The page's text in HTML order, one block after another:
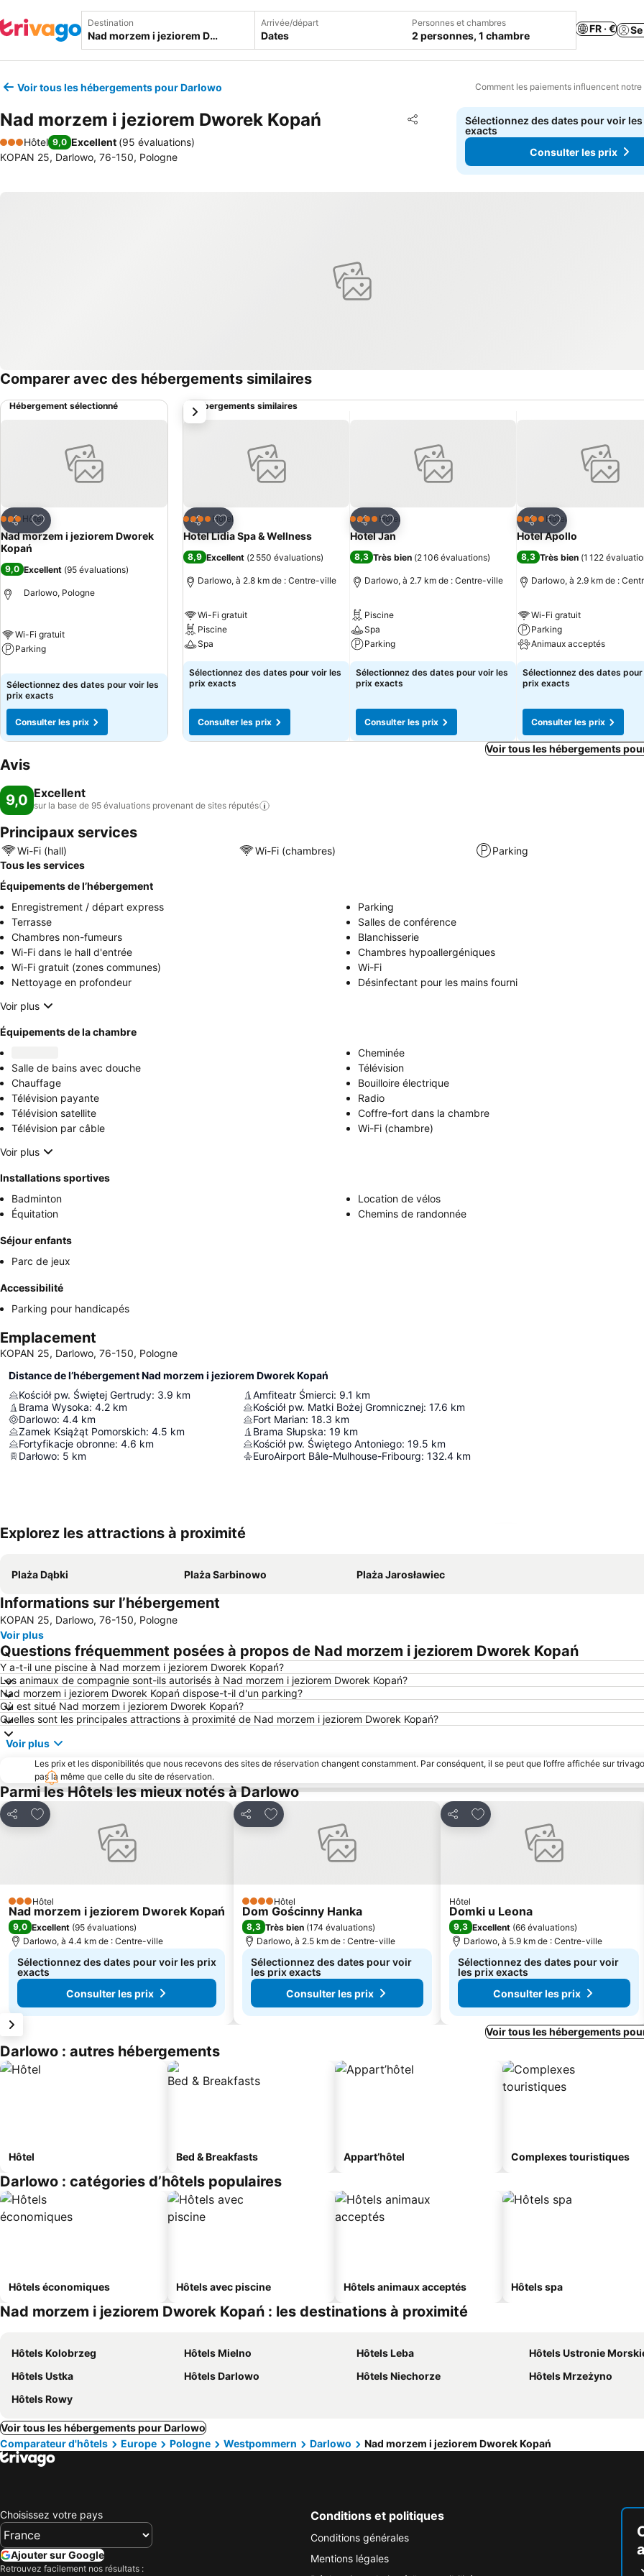
Destination Arrivée/départ
Dates
Personnes et chambres
2 personnes, 1 chambre
FR · €
Voir tous les hébergements pour Darlowo Comment les paiements influencent
Nad morzem i jeziorem Dworek Kopań Partager
Ajouter à mes favoris
3 Étoiles
Hôtel 9,0 Excellent (95 évaluations)
KOPAN 25, Darlowo, 76-150, Pologne
Sélectionnez des dates pour voir
exacts
Consulter les prix
Comparer avec des hébergements similaires
Hébergement sélectionné
Partager
Ajouter à mes favoris
3 ÉtoilesHôtel
Nad morzem i jeziorem Dworek
Kopań
9,0 Excellent (95 évaluations)
Darlowo, Pologne
Wi-Fi gratuit
Parking
Sélectionnez des dates pour voir les
prix exacts
Consulter les prix
Hébergements similaires
Partager
Ajouter à mes favoris
4 ÉtoilesHôtel
Hotel Lidia Spa & Wellness
8,9 Excellent (2 550 évaluations)
Darlowo, à 2.8 km de : Centre-ville
Wi-Fi gratuit
Piscine
Spa
Sélectionnez des dates pour voir les
prix exacts
Consulter les prix
Partager
Ajouter à mes favoris
4 ÉtoilesHôtel
Hotel Jan
8,3 Très bien (2 106 évaluations)
Darlowo, à 2.7 km de : Centre-ville
Piscine
Spa
Parking
Sélectionnez des dates pour voir les
prix exacts
Consulter les prix
Partager
Ajouter à mes
4 ÉtoilesHôtel
Hotel Apollo
8,3 Très bien (1 122
Darlowo, à 2.9 km de :
Wi-Fi gratuit
Parking
Animaux acceptés
Sélectionnez des dates pour
prix exacts
Consulter les prix
suivant
Voir tous les hébergements
Avis
9,0 Excellent
sur la base de 95 évaluations provenant de sites réputés
Principaux services
Wi-Fi (hall) Wi-Fi (chambres)
Parking
Tous les services
Équipements de l’hébergement
Enregistrement / départ express
Parking
Terrasse
Salles de conférence
Chambres non-fumeurs
Blanchisserie
Wi-Fi dans le hall d'entrée
Chambres hypoallergéniques
Wi-Fi gratuit (zones communes)
Wi-Fi
Nettoyage en profondeur
Désinfectant pour les mains fourni
Voir plus
Équipements de la chambre
Cheminée
Salle de bains avec douche
Télévision
Chauffage
Bouilloire électrique
Télévision payante
Radio
Télévision satellite
Coffre-fort dans la chambre
Télévision par câble
Wi-Fi (chambre)
Voir plus
Installations sportives
Badminton
Location de vélos
Équitation
Chemins de randonnée
Séjour enfants
Parc de jeux
Accessibilité
Parking pour handicapés
Emplacement
KOPAN 25, Darlowo, 76-150, Pologne
Distance de l’hébergement Nad morzem i jeziorem Dworek Kopań
Kościół pw. Świętej Gertrudy: 3.9 km
Brama Wysoka: 4.2 km
Darlowo: 4.4 km
Zamek Książąt Pomorskich: 4.5 km
Fortyfikacje obronne: 4.6 km
Darłowo: 5 km
Amfiteatr Śmierci: 9.1 km
Kościół pw. Matki Bożej Gromnicznej: 17.6 km
Fort Marian: 18.3 km
Brama Słupska: 19 km
Kościół pw. Świętego Antoniego: 19.5 km
EuroAirport Bâle-Mulhouse-Fribourg: 132.4 km
Explorez les attractions à proximité
Plaża Dąbki Plaża Sarbinowo Plaża Jarosławiec
Informations sur l’hébergement
KOPAN 25, Darlowo, 76-150, Pologne
Voir plus
Questions fréquemment posées à propos de Nad morzem i jeziorem Dworek Kopań
Y a-t-il une piscine à Nad morzem i jeziorem Dworek Kopań?
Les animaux de compagnie sont-ils autorisés à Nad morzem i jeziorem Dworek Kopań?
Nad morzem i jeziorem Dworek Kopań dispose-t-il d'un parking?
Où est situé Nad morzem i jeziorem Dworek Kopań?
Quelles sont les principales attractions à proximité de Nad morzem i jeziorem Dworek Kopań?
Voir plus
Les prix et les disponibilités que nous recevons des sites de réservation changent constamment. Par conséquent, il se peut que l’offre affichée sur
pas la même que celle du site de réservation.
Parmi les Hôtels les mieux notés à Darlowo
Partager
Ajouter à mes favoris
3 Étoiles
Hôtel
Nad morzem i jeziorem Dworek Kopań
9,0 Excellent (95 évaluations)
Darlowo, à 4.4 km de : Centre-ville
Sélectionnez des dates pour voir les prix
exacts
Consulter les prix
Partager
Ajouter à mes favoris
4 ÉtoilesHôtel
Dom Gościnny Hanka
8,3 Très bien (174 évaluations)
Darlowo, à 2.5 km de : Centre-ville
Sélectionnez des dates pour voir
les prix exacts
Consulter les prix
Partager
Ajouter à mes favoris
Hôtel
Domki u Leona
9,3 Excellent (66 évaluations)
Darlowo, à 5.9 km de : Centre-ville
Sélectionnez des dates pour voir
les prix exacts
Consulter les prix
Voir tous les hébergements
Darlowo : autres hébergements
Hôtel Bed & Breakfasts Appart’hôtel Complexes touristiques
Darlowo : catégories d’hôtels populaires
Hôtels économiques Hôtels avec piscine Hôtels animaux acceptés Hôtels spa
Nad morzem i jeziorem Dworek Kopań : les destinations à proximité
Hôtels Kolobrzeg Hôtels Mielno Hôtels Leba
Hôtels Ustronie
Hôtels Ustka
Hôtels Darlowo Hôtels Niechorze
Hôtels Mrzeżyno
Hôtels Rowy
Voir tous les hébergements pour Darlowo
Comparateur d'hôtels
Europe Pologne Westpommern Darlowo Nad morzem i jeziorem Dworek Kopań
Choisissez votre pays
Ajouter sur Google
Retrouvez facilement nos résultats :
Conditions et politiques
Conditions générales
Mentions légales